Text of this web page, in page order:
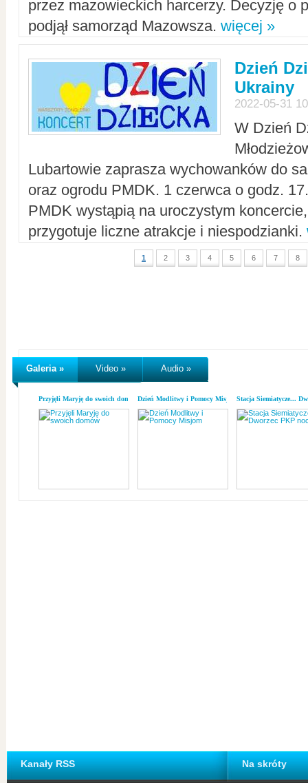
przez mazowieckich harcerzy. Decyzję o
podjął samorząd Mazowsza. więcej »
Dzień
Ukrainy
2022-05-31
W Dzień
Lubartowie zaprasza wychowanków do
oraz ogrodu PMDK. 1 czerwca o godz.
PMDK wystąpią na uroczystym
przygotuje liczne atrakcje i niespodzianki.
1 2 3 4 5 6 7 8
Galeria » Video » Audio »
Przyjęli Maryję do swoich domówDzień Modlitwy i Pomocy MisjomStacja Siemiatycze...
Kanały RSS Na skróty